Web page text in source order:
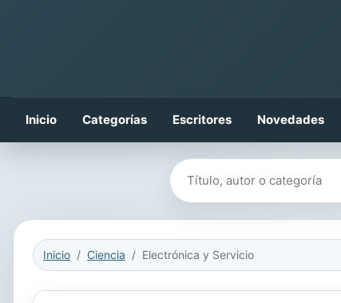
Inicio Categorías Escritores Novedades
Buscar libros
Inicio Ciencia Electrónica y Servicio